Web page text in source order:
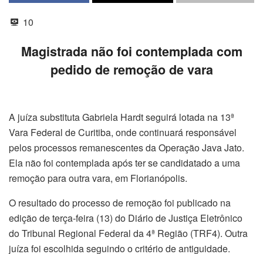
10
Magistrada não foi contemplada com
pedido de remoção de vara
A juíza substituta Gabriela Hardt seguirá lotada na 13ª
Vara Federal de Curitiba, onde continuará responsável
pelos processos remanescentes da Operação Java Jato.
Ela não foi contemplada após ter se candidatado a uma
remoção para outra vara, em Florianópolis.
O resultado do processo de remoção foi publicado na
edição de terça-feira (13) do Diário de Justiça Eletrônico
do Tribunal Regional Federal da 4ª Região (TRF4). Outra
juíza foi escolhida seguindo o critério de antiguidade.